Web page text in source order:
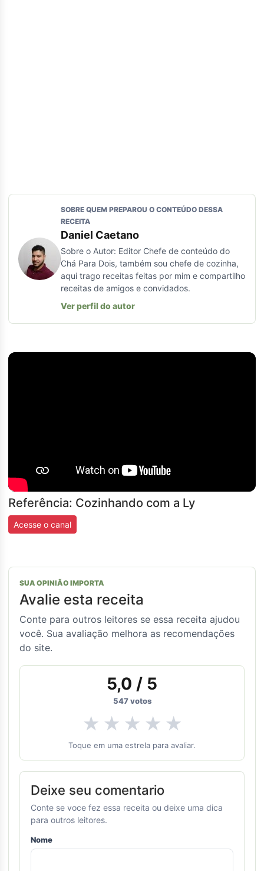
SOBRE QUEM PREPAROU O CONTEÚDO DESSA
RECEITA
Daniel Caetano
Sobre o Autor: Editor Chefe de conteúdo do
Chá Para Dois, também sou chefe de cozinha,
aqui trago receitas feitas por mim e compartilho
receitas de amigos e convidados.
Ver perfil do autor
Referência: Cozinhando com a Ly
Acesse o canal
SUA OPINIÃO IMPORTA
Avalie esta receita
Conte para outros leitores se essa receita ajudou
você. Sua avaliação melhora as recomendações
do site.
5,0 / 5
547votos
★ ★ ★ ★ ★
Toque em uma estrela para avaliar.
Deixe seu comentario
Conte se voce fez essa receita ou deixe uma dica
para outros leitores.
Nome